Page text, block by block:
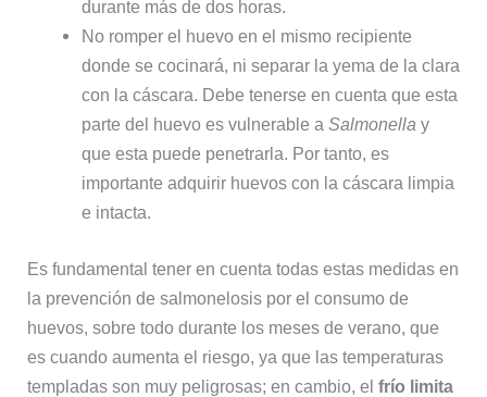
durante más de dos horas.
No romper el huevo en el mismo recipiente
donde se cocinará, ni separar la yema de la clara
con la cáscara. Debe tenerse en cuenta que esta
parte del huevo es vulnerable a Salmonella y
que esta puede penetrarla. Por tanto, es
importante adquirir huevos con la cáscara limpia
e intacta.
Es fundamental tener en cuenta todas estas medidas en
la prevención de salmonelosis por el consumo de
huevos, sobre todo durante los meses de verano, que
es cuando aumenta el riesgo, ya que las temperaturas
templadas son muy peligrosas; en cambio, elfrío limita